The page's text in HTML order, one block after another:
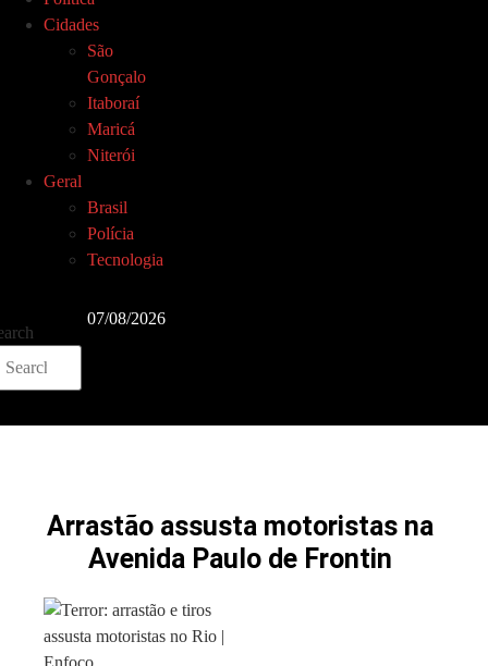
Cidades
São
Gonçalo
Itaboraí
Maricá
Niterói
Geral
Brasil
Polícia
Tecnologia
07/08/2026
Arrastão assusta motoristas na
Avenida Paulo de Frontin